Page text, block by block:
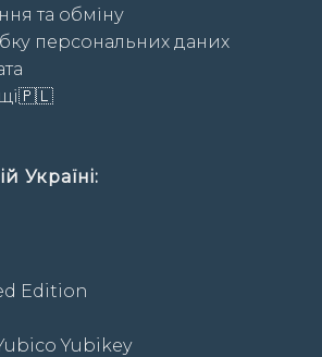
та обміну
персональних даних
Україні:
Edition
Yubikey